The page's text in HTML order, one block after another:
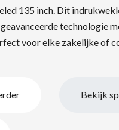
135 inch. Dit
technologie
voor elke zakelijke of
Bekijk